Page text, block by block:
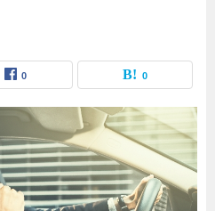
0 0